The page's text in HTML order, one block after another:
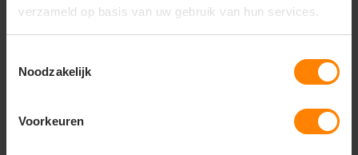
verzameld op basis van uw gebruik van hun services.
Noodzakelijk
Voorkeuren
bewegingsvrijheid.
Geschikt voor teamwear en bedrukking.
Gebruik: